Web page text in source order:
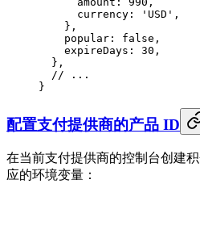
      currency
: 'USD' ,
    },
    popular
: false ,
    expireDays
: 30 ,
  },
  // ...
}
配置支付提供商的产品 ID
在当前支付提供商的控制台创建
应的环境变量：